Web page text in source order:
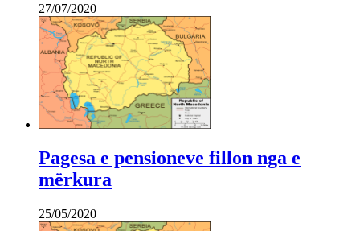
27/07/2020
Pagesa e pensioneve fillon nga e
mërkura
25/05/2020